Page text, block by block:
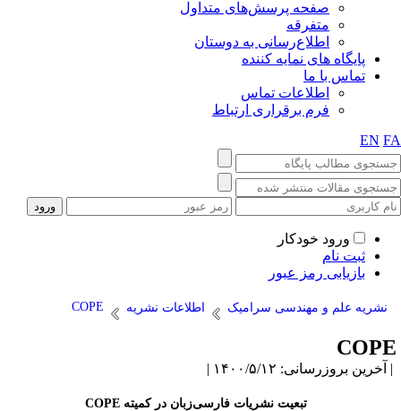
صفحه پرسش‌های متداول
متفرقه
اطلاع‌رسانی به دوستان
پایگاه های نمایه کننده
تماس با ما
اطلاعات تماس
فرم برقراری ارتباط
EN
ورود خودکار
ثبت نام
بازیابی رمز عبور
نشریه علم و مهندسی سرامیک اطلاعات نشریه COPE
بروزرسانی: ۱۴۰۰/۵/۱۲ |
تبعیت نشریات فارسی‌زبان در کمیته COPE